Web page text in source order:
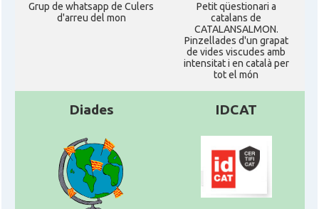
Grup de whatsapp de Culers
d'arreu del mon
Petit qüestionari a
catalans de
CATALANSALMON.
Pinzellades d'un grapat
de vides viscudes amb
intensitat i en català per
tot el món
Diades IDCAT